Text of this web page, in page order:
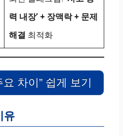
력 내장’ + 장맥락 + 문제
해결 최적화
차이” 쉽게 보기
유